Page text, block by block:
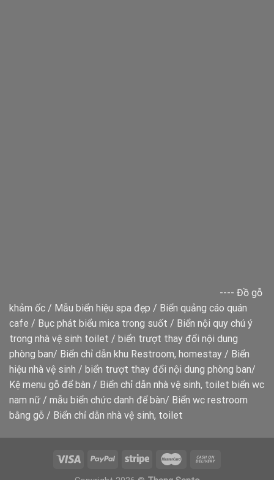
---- Đồ gỗ
khảm ốc / Mẫu biển hiệu spa đẹp / Biển quảng cáo quán
cafe / Bục phát biểu mica trong suốt / Biển nội quy chú ý
trong nhà vệ sinh toilet / biển trượt thay đổi nội dung
phòng ban/ Biển chỉ dẫn khu Restroom, homestay / Biển
hiệu nhà vệ sinh / biển trượt thay đổi nội dung phòng ban/
Kệ menu gỗ để bàn / Biển chỉ dẫn nhà vệ sinh, toilet biển wc
nam nữ / mẫu biển chức danh để bàn/ Biển wc restroom
bằng gỗ / Biển chỉ dẫn nhà vệ sinh, toilet